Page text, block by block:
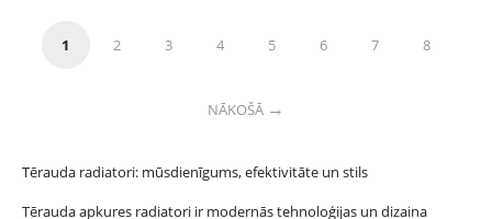
1 2 3 4 5 6 7 8
NĀKOŠĀ
Tērauda radiatori: mūsdienīgums, efektivitāte un stils
Tērauda apkures radiatori ir modernās tehnoloģijas un dizaina